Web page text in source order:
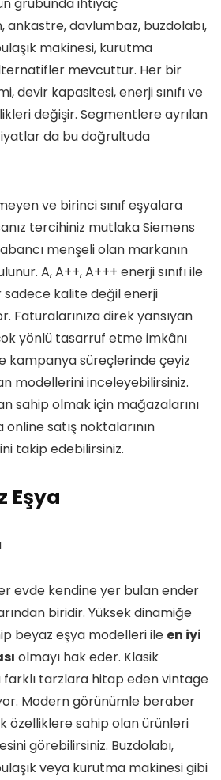
grubunda ihtiyaç
ankastre, davlumbaz, buzdolabı,
makinesi, kurutma
mevcuttur. Her bir
devir kapasitesi, enerji sınıfı ve
değişir. Segmentlere ayrılan
da bu doğrultuda
ve birinci sınıf eşyalara
tercihiniz mutlaka Siemens
menşeli olan markanın
A, A++, A+++ enerji sınıfı ile
sadece kalite değil enerji
Faturalarınıza direk yansıyan
yönlü tasarruf etme imkânı
kampanya süreçlerinde çeyiz
modellerini inceleyebilirsiniz.
sahip olmak için mağazalarını
satış noktalarının
takip edebilirsiniz.
Eşya
evde kendine yer bulan ender
biridir. Yüksek dinamiğe
beyaz eşya modelleri ile en iyi
olmayı hak eder. Klasik
farklı tarzlara hitap eden vintage
Modern görünümle beraber
özelliklere sahip olan ürünleri
görebilirsiniz. Buzdolabı,
veya kurutma makinesi gibi